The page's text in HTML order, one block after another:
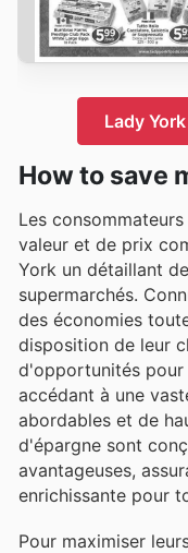
Lady
How to save
Les
valeur et de prix
York un détaillant
supermarchés.
des économies
disposition de leur
d'opportunités pour
accédant à une
abordables et de
d'épargne sont
avantageuses,
enrichissante pour
Pour maximiser